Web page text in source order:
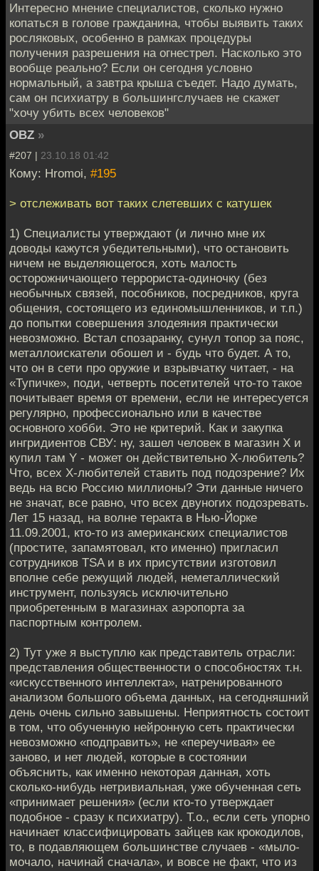
Интересно мнение специалистов, сколько нужно
копаться в голове гражданина, чтобы выявить таких
росляковых, особенно в рамках процедуры
получения разрешения на огнестрел. Насколько это
вообще реально? Если он сегодня условно
нормальный, а завтра крыша съедет. Надо думать,
сам он психиатру в большингслучаев не скажет
"хочу убить всех человеков"
OBZ »
#207 | 23.10.18 01:42
Кому: Hromoi, #195
> отслеживать вот таких слетевших с катушек
1) Специалисты утверждают (и лично мне их
доводы кажутся убедительными), что остановить
ничем не выделяющегося, хоть малость
осторожничающего террориста-одиночку (без
необычных связей, пособников, посредников, круга
общения, состоящего из единомышленников, и т.п.)
до попытки совершения злодеяния практически
невозможно. Встал спозаранку, сунул топор за пояс,
металлоискатели обошел и - будь что будет. А то,
что он в сети про оружие и взрывчатку читает, - на
«Тупичке», поди, четверть посетителей что-то такое
почитывает время от времени, если не интересуется
регулярно, профессионально или в качестве
основного хобби. Это не критерий. Как и закупка
ингридиентов СВУ: ну, зашел человек в магазин X и
купил там Y - может он действительно X-любитель?
Что, всех X-любителей ставить под подозрение? Их
ведь на всю Россию миллионы? Эти данные ничего
не значат, все равно, что всех двуногих подозревать.
Лет 15 назад, на волне теракта в Нью-Йорке
11.09.2001, кто-то из американских специалистов
(простите, запамятовал, кто именно) пригласил
сотрудников TSA и в их присутствии изготовил
вполне себе режущий людей, неметаллический
инструмент, пользуясь исключительно
приобретенным в магазинах аэропорта за
паспортным контролем.
2) Тут уже я выступлю как представитель отрасли:
представления общественности о способностях т.н.
«искусственного интеллекта», натренированного
анализом большого объема данных, на сегодняшний
день очень сильно завышены. Неприятность состоит
в том, что обученную нейронную сеть практически
невозможно «подправить», не «переучивая» ее
заново, и нет людей, которые в состоянии
объяснить, как именно некоторая данная, хоть
сколько-нибудь нетривиальная, уже обученная сеть
«принимает решения» (если кто-то утверждает
подобное - сразу к психиатру). Т.о., если сеть упорно
начинает классифицировать зайцев как крокодилов,
то, в подавляющем большинстве случаев - «мыло-
мочало, начинай сначала», и вовсе не факт, что из